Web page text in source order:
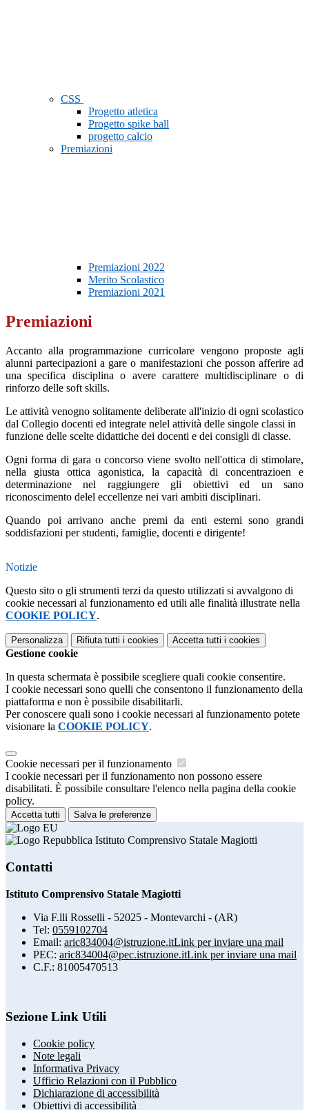
CSS
Progetto atletica
Progetto spike ball
progetto calcio
Premiazioni
Premiazioni 2022
Merito Scolastico
Premiazioni 2021
Premiazioni
Accanto alla programmazione curricolare vengono proposte agli
alunni partecipazioni a gare o manifestazioni che posson afferire ad
una specifica disciplina o avere carattere multidisciplinare o di
rinforzo delle soft skills.
Le attività venogno solitamente deliberate all'inizio di ogni scolastico
dal Collegio docenti ed integrate nelel attività delle singole classi in
funzione delle scelte didattiche dei docenti e dei consigli di classe.
Ogni forma di gara o concorso viene svolto nell'ottica di stimolare,
nella giusta ottica agonistica, la capacità di concentrazioen e
determinazione nel raggiungere gli obiettivi ed un sano
riconoscimento delel eccellenze nei vari ambiti disciplinari.
Quando poi arrivano anche premi da enti esterni sono grandi
soddisfazioni per studenti, famiglie, docenti e dirigente!
Notizie
Questo sito o gli strumenti terzi da questo utilizzati si avvalgono di
cookie necessari al funzionamento ed utili alle finalità illustrate nella
COOKIE POLICY.
Personalizza Rifiuta tutti i cookies Accetta tutti i cookies
Gestione cookie
In questa schermata è possibile scegliere quali cookie consentire.
I cookie necessari sono quelli che consentono il funzionamento della
piattaforma e non è possibile disabilitarli.
Per conoscere quali sono i cookie necessari al funzionamento potete
visionare la COOKIE POLICY.
Cookie necessari per il funzionamento
I cookie necessari per il funzionamento non possono essere
disabilitati. È possibile consultare l'elenco nella pagina della cookie
policy.
Accetta tutti Salva le preferenze
Istituto Comprensivo Statale Magiotti
Contatti
Istituto Comprensivo Statale Magiotti
Via F.lli Rosselli - 52025 - Montevarchi - (AR)
Tel: 0559102704
Email: aric834004@istruzione.itLink per inviare una mail
PEC: aric834004@pec.istruzione.itLink per inviare una mail
C.F.: 81005470513
Sezione Link Utili
Cookie policy
Note legali
Informativa Privacy
Ufficio Relazioni con il Pubblico
Dichiarazione di accessibilità
Obiettivi di accessibilità